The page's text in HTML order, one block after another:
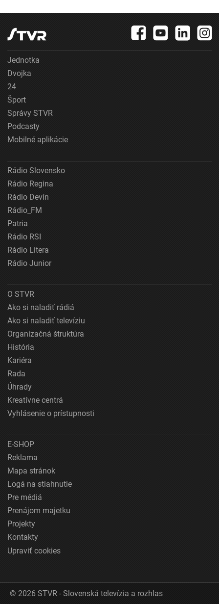
Jednotka
Dvojka
24
Šport
Správy STVR
Podcasty
Mobilné aplikácie
Rádio Slovensko
Rádio Regina
Rádio Devín
Rádio_FM
Patria
Rádio RSI
Rádio Litera
Rádio Junior
O STVR
Ako si naladiť rádiá
Ako si naladiť televíziu
Organizačná štruktúra
História
Kariéra
Rada
Úhrady
Kreatívne centrá
Vyhlásenie o prístupnosti
E-SHOP
Reklama
Mapa stránok
Logá na stiahnutie
Pre médiá
Prenájom majetku
Projekty
Kontakty
Upraviť cookies
© 2026 STVR - Slovenská televízia a rozhlas